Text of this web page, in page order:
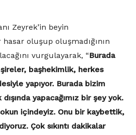
Zeyrek’in beyin
oluşup oluşmadığının
vurgulayarak, “Burada
başhekimlik, herkes
yapıyor. Burada bizim
yapacağımız bir şey yok.
içindeyiz. Onu bir kaybettik,
Çok sıkıntı dakikalar